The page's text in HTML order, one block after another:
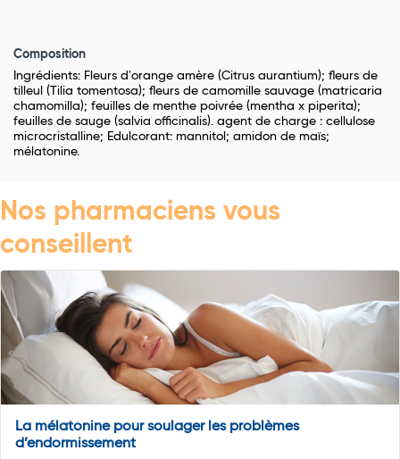
Composition
Ingrédients: Fleurs d'orange amère (Citrus aurantium); fleurs de
tilleul (Tilia tomentosa); fleurs de camomille sauvage (matricaria
chamomilla); feuilles de menthe poivrée (mentha x piperita);
feuilles de sauge (salvia officinalis). agent de charge : cellulose
microcristalline; Edulcorant: mannitol; amidon de maïs;
mélatonine.
Nos pharmaciens vous
conseillent
La mélatonine pour soulager les problèmes
d’endormissement